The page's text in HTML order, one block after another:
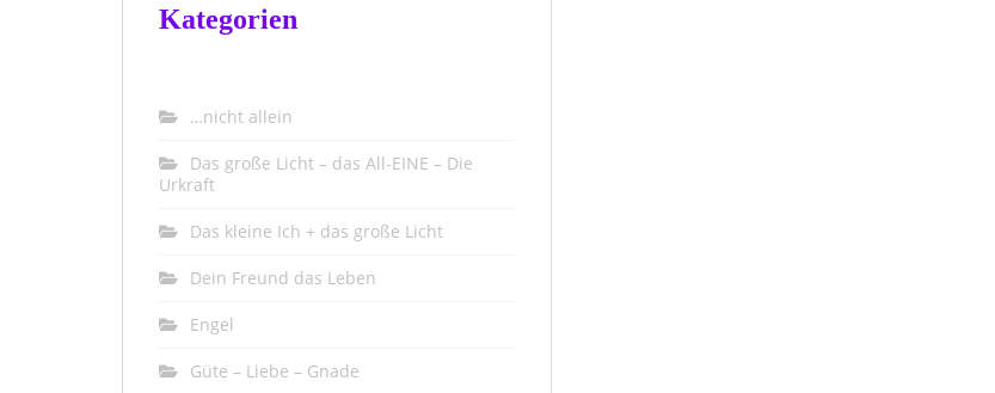
Kategorien
…nicht allein
Das große Licht – das All-EINE – Die
Urkraft
Das kleine Ich + das große Licht
Dein Freund das Leben
Engel
Güte – Liebe – Gnade